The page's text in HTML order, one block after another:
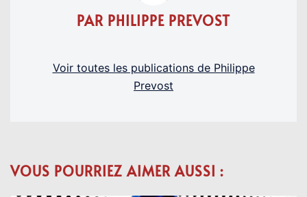
PAR PHILIPPE PREVOST
Voir toutes les publications de Philippe
Prevost
VOUS POURRIEZ AIMER AUSSI :